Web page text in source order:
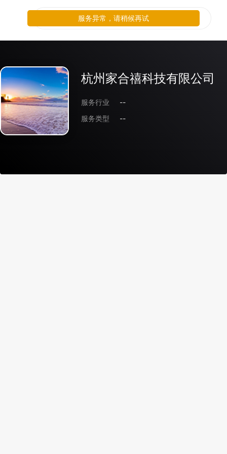
杭州家合禧科技有限公司
服务行业
--
服务类型
--
服务异常，请稍候再试